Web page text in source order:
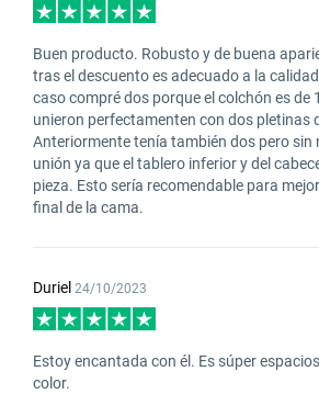
Buen producto. Robusto y de buena
tras el descuento es adecuado a la
caso compré dos porque el colchón es de
unieron perfectamenten con dos pletinas
Anteriormente tenía también dos pero sin
unión ya que el tablero inferior y del
pieza. Esto sería recomendable para
final de la cama.
Duriel 24/10/2023
Estoy encantada con él. Es súper
color.